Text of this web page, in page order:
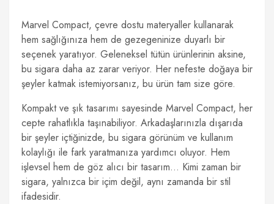
Marvel Compact, çevre dostu materyaller kullanarak
hem sağlığınıza hem de gezegeninize duyarlı bir
seçenek yaratıyor. Geleneksel tütün ürünlerinin aksine,
bu sigara daha az zarar veriyor. Her nefeste doğaya bir
şeyler katmak istemiyorsanız, bu ürün tam size göre.
Kompakt ve şık tasarımı sayesinde Marvel Compact, her
cepte rahatlıkla taşınabiliyor. Arkadaşlarınızla dışarıda
bir şeyler içtiğinizde, bu sigara görünüm ve kullanım
kolaylığı ile fark yaratmanıza yardımcı oluyor. Hem
işlevsel hem de göz alıcı bir tasarım… Kimi zaman bir
sigara, yalnızca bir içim değil, aynı zamanda bir stil
ifadesidir.